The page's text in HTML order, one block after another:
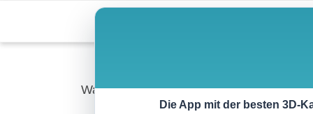
content
Wandern
Die App mit der besten 3D-